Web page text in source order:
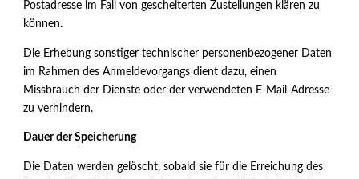
Postadresse im Fall von gescheiterten Zustellungen klären zu
können.
Die Erhebung sonstiger technischer personenbezogener Daten
im Rahmen des Anmeldevorgangs dient dazu, einen
Missbrauch der Dienste oder der verwendeten E-Mail-Adresse
zu verhindern.
Dauer der Speicherung
Die Daten werden gelöscht, sobald sie für die Erreichung des